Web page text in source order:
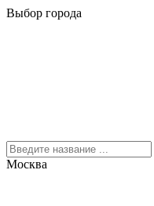
Выбор города
Москва